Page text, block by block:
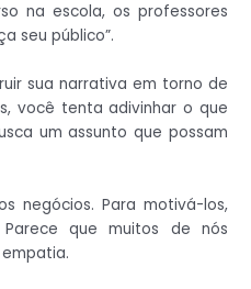
na escola, os professores
seu público”.
sua narrativa em torno de
você tenta adivinhar o que
um assunto que possam
negócios. Para motivá-los,
que muitos de nós